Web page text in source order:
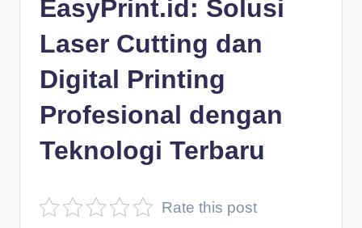
EasyPrint.id: Solusi
Laser Cutting dan
Digital Printing
Profesional dengan
Teknologi Terbaru
Rate this post